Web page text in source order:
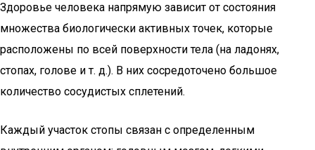
Здоровье человека напрямую зависит от состояния
множества биологически активных точек, которые
расположены по всей поверхности тела (на ладонях,
стопах, голове и т. д.). В них сосредоточено большое
количество сосудистых сплетений.
Каждый участок стопы связан с определенным